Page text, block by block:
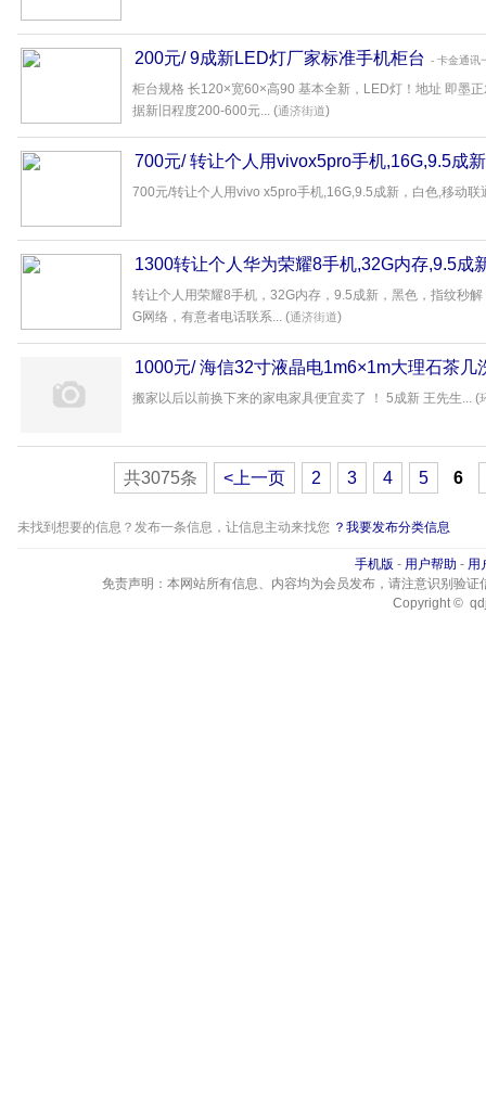
200元/ 9成新LED灯厂家标准手机柜台 - 卡金通讯
柜台规格 长120×宽60×高90 基本全新，LED灯！地址 即墨
据新旧程度200-600元... (通济街道)
700元/ 转让个人用vivox5pro手机,16G,9.5成
700元/转让个人用vivo x5pro手机,16G,9.5成新，白色,移动联
1300转让个人华为荣耀8手机,32G内存,9.5成
转让个人用荣耀8手机，32G内存，9.5成新，黑色，指纹秒
G网络，有意者电话联系... (通济街道)
1000元/ 海信32寸液晶电1m6×1m大理石茶几
搬家以后以前换下来的家电家具便宜卖了 ！ 5成新 王先生... (
共3075条 <上一页 2 3 4 5 6
未找到想要的信息？发布一条信息，让信息主动来找您 ？我要发布分类信息
手机版 - 用户帮助 - 用
免责声明：本网站所有信息、内容均为会员发布，请注意识别验
Copyright ©